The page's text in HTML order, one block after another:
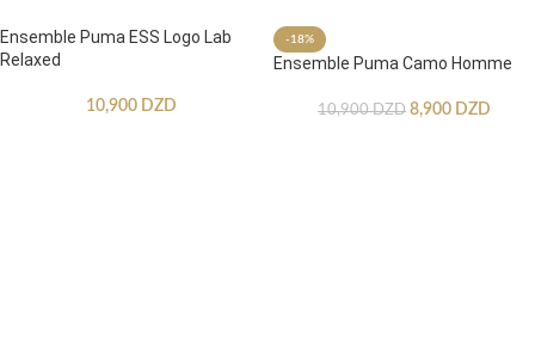
Ensemble Puma ESS Logo Lab
Relaxed
10,900 DZD
-18%
Ensemble Puma Camo Homme
10,900DZD 8,900 DZD